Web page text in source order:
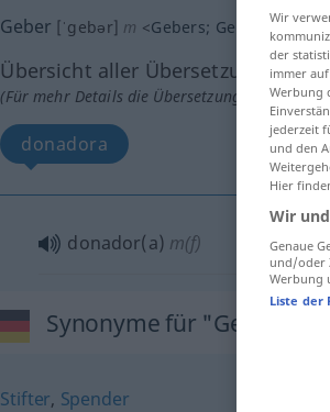
Geber [ˈgebər] m <Gebers; Geber >
Übersicht aller Übersetzungen
(Für mehr Details die Übersetzung anklicken/
donadora
donador(a) m(f)
Synonyme für "Geber"
Stifter, Spender
Wir
der
immer
Werbung
jederzeit
und den
Hier
Wir
Genaue
und/oder
Werbung
Liste der